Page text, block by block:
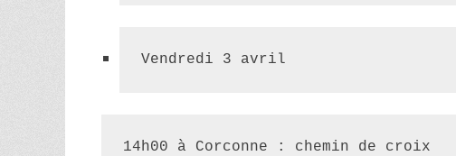
Vendredi 3 avril
14h00 à Corconne : chemin de croix